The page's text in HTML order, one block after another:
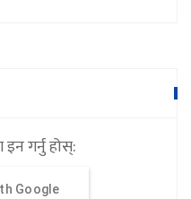
इन गर्नु होस्:
Google